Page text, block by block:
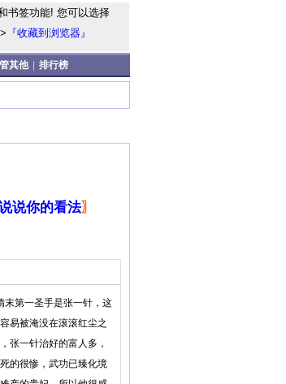
书签功能! 您可以选择
『收藏到浏览器』
其他 排行榜
说你的看法〗
末第一圣手是张一针，这
易被淹没在滚滚红尘之
张一针治好的富人多，
的很惨，武功已臻化境